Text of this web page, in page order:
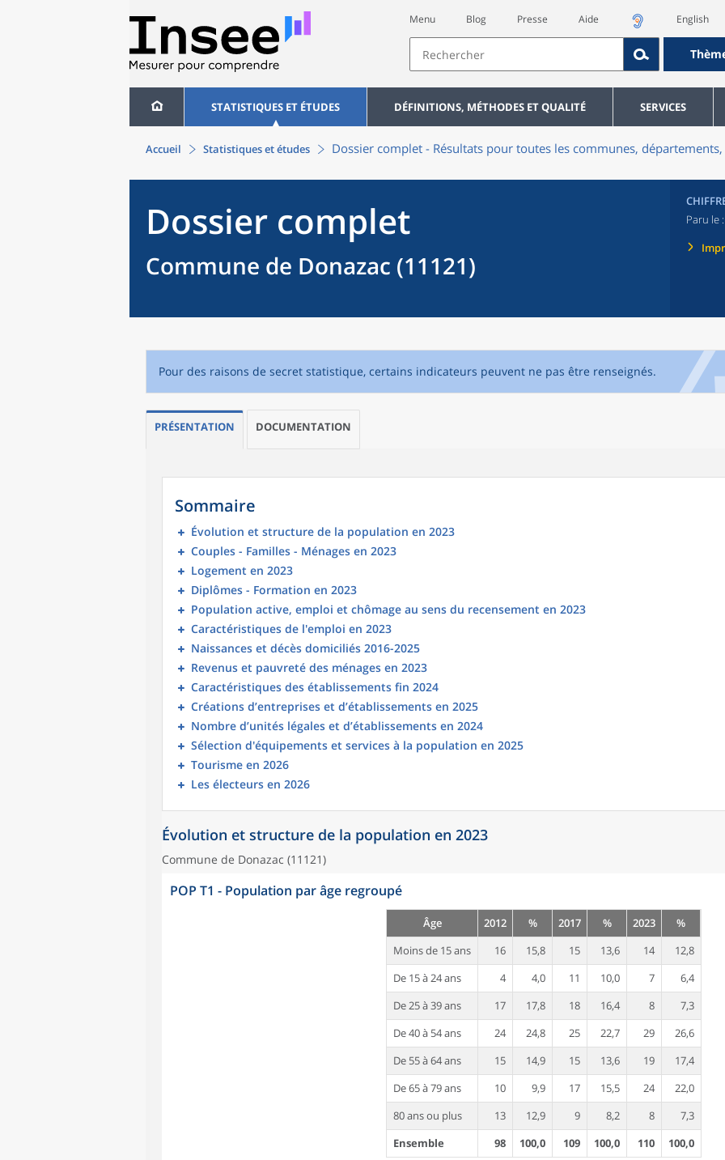
Menu Blog Presse Aide English
STATISTIQUES ET ÉTUDES DÉFINITIONS, MÉTHODES ET QUALITÉ SERVICES
Accueil Statistiques et études Dossier complet - Résultats pour toutes les communes,
Dossier complet
Commune de Donazac (11121)
Paru le
Pour des raisons de secret statistique, certains indicateurs peuvent ne pas être renseignés.
PRÉSENTATION DOCUMENTATION
Sommaire
Évolution et structure de la population en 2023
Couples - Familles - Ménages en 2023
Logement en 2023
Diplômes - Formation en 2023
Population active, emploi et chômage au sens du recensement en 2023
Caractéristiques de l'emploi en 2023
Naissances et décès domiciliés 2016-2025
Revenus et pauvreté des ménages en 2023
Caractéristiques des établissements fin 2024
Créations d’entreprises et d’établissements en 2025
Nombre d’unités légales et d’établissements en 2024
Sélection d'équipements et services à la population en 2025
Tourisme en 2026
Les électeurs en 2026
Évolution et structure de la population en 2023
Commune de Donazac (11121)
POP T1 - Population par âge regroupé
Âge 2012 % 2017 % 2023
%
Moins de 15 ans
16 15,8 15 13,6 14
12,8
De 15 à 24 ans
4 4,0 11 10,0 7
6,4
De 25 à 39 ans
17 17,8 18 16,4 8
7,3
De 40 à 54 ans
24 24,8 25 22,7 29
26,6
De 55 à 64 ans
15 14,9 15 13,6 19
17,4
De 65 à 79 ans
10 9,9 17 15,5 24
22,0
80 ans ou plus
13 12,9 9 8,2 8
7,3
Ensemble
98 100,0 109 100,0 110
100,0